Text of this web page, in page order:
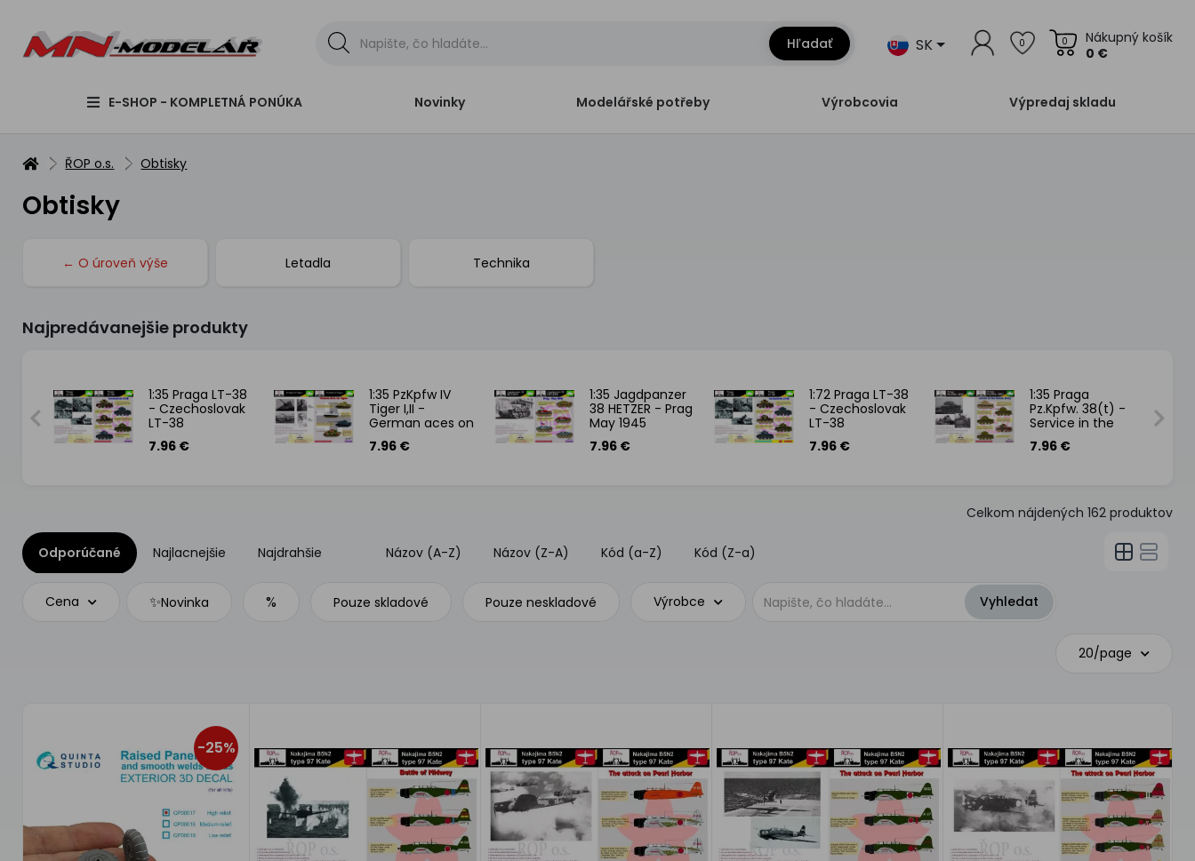
Hľadať SK 0
Nákupný košík
0 €
0
E-SHOP - KOMPLETNÁ PONÚKA Novinky Modelářské potřeby Výrobcovia Výpredaj skladu
ŘOP o.s. Obtisky
Obtisky
← O úroveň výše Letadla Technika
Najpredávanejšie produkty
1:35 Praga LT-38
- Czechoslovak
LT-38
7.96 €
1:35 PzKpfw IV
Tiger I,II -
German aces on
Tigers
7.96 €
1:35 Jagdpanzer
38 HETZER - Prag
May 1945
7.96 €
1:72 Praga LT-38
- Czechoslovak
LT-38
7.96 €
1:35 Praga
Pz.Kpfw. 38(t) -
Service in the
Slovak Army
7.96 €
Celkom nájdených 162produktov
Odporúčané Najlacnejšie Najdrahšie Názov (A-Z) Názov (Z-A) Kód (a-Z) Kód (Z-a)
Cena ✨Novinka % Pouze skladové Pouze neskladové Výrobce
20/page
-25%